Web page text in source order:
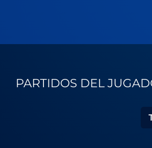
PARTIDOS DEL